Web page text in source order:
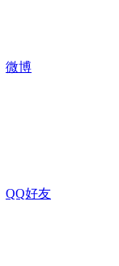
微博
QQ好友